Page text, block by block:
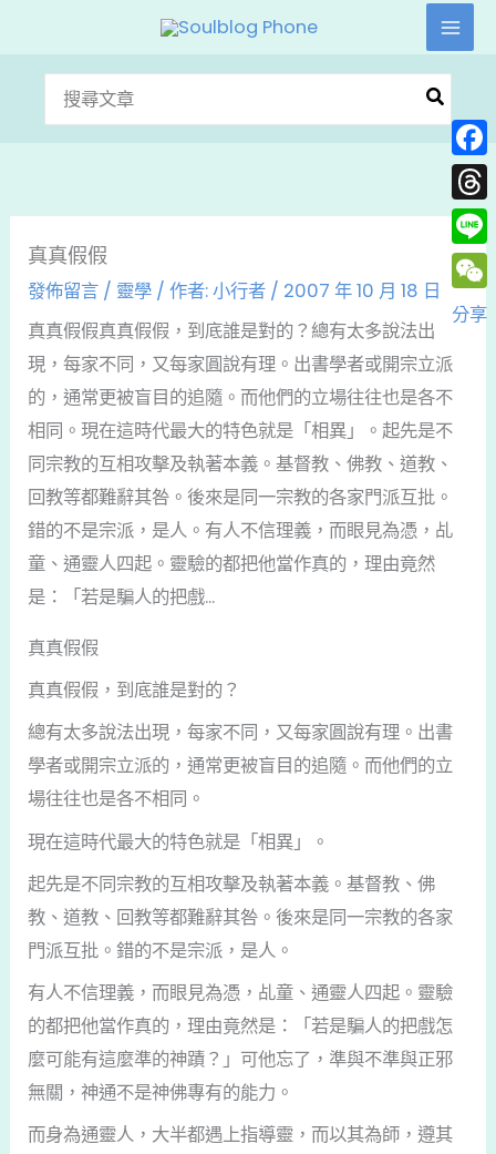
真真假假
發佈留言 / 靈學 / 作者:小行者 / 2007 年 10 月 18 日
真真假假真真假假，到底誰是對的？總有太多說法出
現，每家不同，又每家圓說有理。出書學者或開宗立派
的，通常更被盲目的追隨。而他們的立場往往也是各不
相同。現在這時代最大的特色就是「相異」。起先是不
同宗教的互相攻擊及執著本義。基督教、佛教、道教、
回教等都難辭其咎。後來是同一宗教的各家門派互批。
錯的不是宗派，是人。有人不信理義，而眼見為憑，乩
童、通靈人四起。靈驗的都把他當作真的，理由竟然
是：「若是騙人的把戲...
真真假假
真真假假，到底誰是對的？
總有太多說法出現，每家不同，又每家圓說有理。出書
學者或開宗立派的，通常更被盲目的追隨。而他們的立
場往往也是各不相同。
現在這時代最大的特色就是「相異」。
起先是不同宗教的互相攻擊及執著本義。基督教、佛
教、道教、回教等都難辭其咎。後來是同一宗教的各家
門派互批。錯的不是宗派，是人。
有人不信理義，而眼見為憑，乩童、通靈人四起。靈驗
的都把他當作真的，理由竟然是：「若是騙人的把戲怎
麼可能有這麼準的神蹟？」可他忘了，準與不準與正邪
無關，神通不是神佛專有的能力。
而身為通靈人，大半都遇上指導靈，而以其為師，遵其
Line
分享